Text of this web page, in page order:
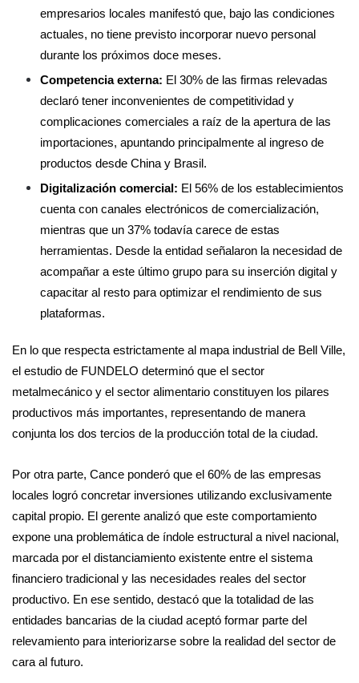
empresarios locales manifestó que, bajo las condiciones
actuales, no tiene previsto incorporar nuevo personal
durante los próximos doce meses.
Competencia externa: El 30% de las firmas relevadas
declaró tener inconvenientes de competitividad y
complicaciones comerciales a raíz de la apertura de las
importaciones, apuntando principalmente al ingreso de
productos desde China y Brasil.
Digitalización comercial: El 56% de los establecimientos
cuenta con canales electrónicos de comercialización,
mientras que un 37% todavía carece de estas
herramientas. Desde la entidad señalaron la necesidad de
acompañar a este último grupo para su inserción digital y
capacitar al resto para optimizar el rendimiento de sus
plataformas.
En lo que respecta estrictamente al mapa industrial de Bell Ville,
el estudio de FUNDELO determinó que el sector
metalmecánico y el sector alimentario constituyen los pilares
productivos más importantes, representando de manera
conjunta los dos tercios de la producción total de la ciudad.
Por otra parte, Cance ponderó que el 60% de las empresas
locales logró concretar inversiones utilizando exclusivamente
capital propio. El gerente analizó que este comportamiento
expone una problemática de índole estructural a nivel nacional,
marcada por el distanciamiento existente entre el sistema
financiero tradicional y las necesidades reales del sector
productivo. En ese sentido, destacó que la totalidad de las
entidades bancarias de la ciudad aceptó formar parte del
relevamiento para interiorizarse sobre la realidad del sector de
cara al futuro.